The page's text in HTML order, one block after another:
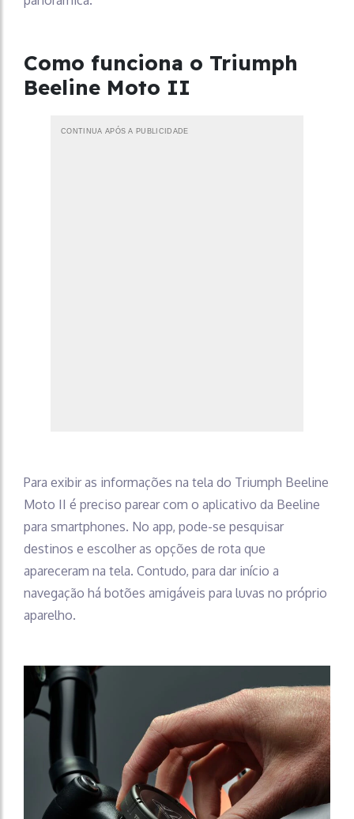
Como funciona o Triumph
Beeline Moto II
CONTINUA APÓS A PUBLICIDADE
Para exibir as informações na tela do Triumph Beeline
Moto II é preciso parear com o aplicativo da Beeline
para smartphones. No app, pode-se pesquisar
destinos e escolher as opções de rota que
apareceram na tela. Contudo, para dar início a
navegação há botões amigáveis para luvas no próprio
aparelho.